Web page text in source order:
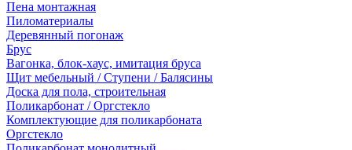
Пена монтажная
Пиломатериалы
Деревянный погонаж
Брус
Вагонка, блок-хаус, имитация бруса
Щит мебельный / Ступени / Балясины
Доска для пола, строительная
Поликарбонат / Оргстекло
Комплектующие для поликарбоната
Оргстекло